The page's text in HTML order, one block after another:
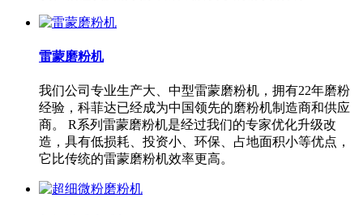
雷蒙磨粉机
我们公司专业生产大、中型雷蒙磨粉机，拥有22年磨粉
经验，科菲达已经成为中国领先的磨粉机制造商和供应
商。 R系列雷蒙磨粉机是经过我们的专家优化升级改
造，具有低损耗、投资小、环保、占地面积小等优点，
它比传统的雷蒙磨粉机效率更高。